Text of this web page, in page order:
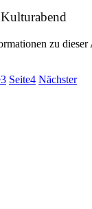
Kulturabend
zu
3 Seite4 Nächster